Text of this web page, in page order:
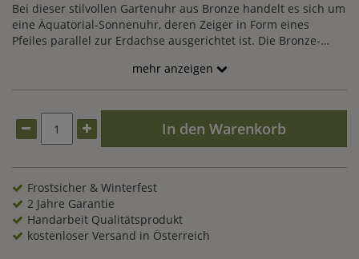
Bei dieser stilvollen Gartenuhr aus Bronze handelt es sich um
eine Äquatorial-Sonnenuhr, deren Zeiger in Form eines
Pfeiles parallel zur Erdachse ausgerichtet ist. Die Bronze-
ganzjährige Gartendekoration gefertigt. Im Hinblick auf die
lange Tradition der Zeitmessung mit Sonnenuhren verbinden
zeitlose Eleganz. Als Blickfang in der Gartenmitte oder am
Ende einer Sichtachse im Außenbereich kommt diese schöne
Sonnenuhr auf Ihrem Grundstück hervorragend zur Geltung.
Diese Sonnenuhr können Sie mit der passendeSäule
bestellen.
mehr anzeigen
In den Warenkorb
Frostsicher & Winterfest
2 Jahre Garantie
Handarbeit Qualitätsprodukt
kostenloser Versand in Österreich